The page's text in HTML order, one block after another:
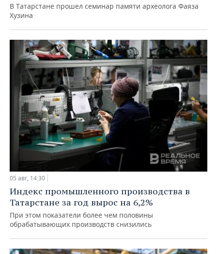
В Татарстане прошел семинар памяти археолога Фаяза
Хузина
05 авг, 14:30
Индекс промышленного производства в
Татарстане за год вырос на 6,2%
При этом показатели более чем половины
обрабатывающих производств снизились